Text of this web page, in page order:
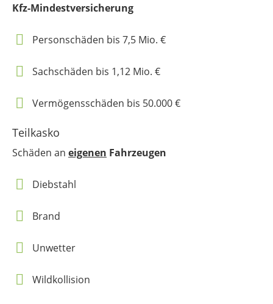
Kfz-Mindestversicherung
Personschäden bis 7,5 Mio. €
Sachschäden bis 1,12 Mio. €
Vermögensschäden bis 50.000 €
Teilkasko
Schäden an eigenen Fahrzeugen
Diebstahl
Brand
Unwetter
Wildkollision